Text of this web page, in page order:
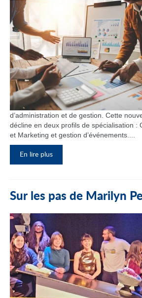
d’administration et de gestion. Cette
décline en deux profils de spécialisation :
et Marketing et gestion d’événements....
En lire plus
Sur les pas de Marilyn